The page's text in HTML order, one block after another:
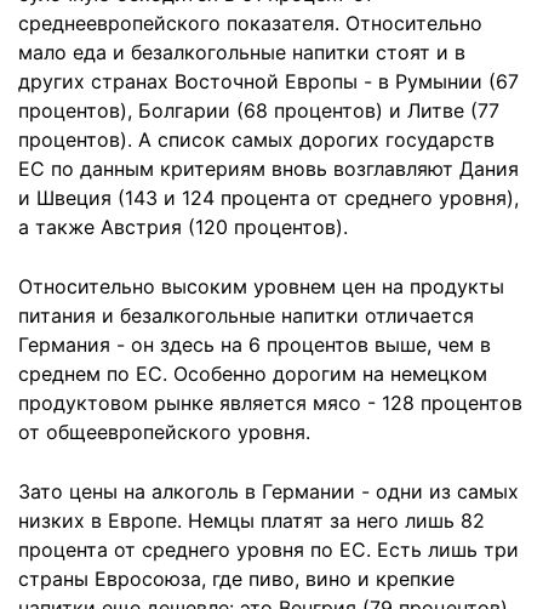
среднеевропейского показателя. Относительно
мало еда и безалкогольные напитки стоят и в
других странах Восточной Европы - в Румынии (67
процентов), Болгарии (68 процентов) и Литве (77
процентов). А список самых дорогих государств
ЕС по данным критериям вновь возглавляют Дания
и Швеция (143 и 124 процента от среднего уровня),
а также Австрия (120 процентов).
Относительно высоким уровнем цен на продукты
питания и безалкогольные напитки отличается
Германия - он здесь на 6 процентов выше, чем в
среднем по ЕС. Особенно дорогим на немецком
продуктовом рынке является мясо - 128 процентов
от общеевропейского уровня.
Зато цены на алкоголь в Германии - одни из самых
низких в Европе. Немцы платят за него лишь 82
процента от среднего уровня по ЕС. Есть лишь три
страны Евросоюза, где пиво, вино и крепкие